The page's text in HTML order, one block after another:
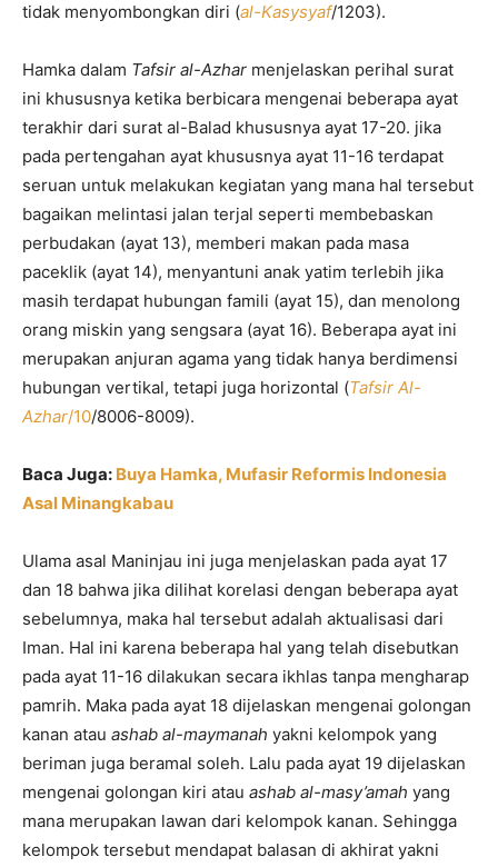
tidak menyombongkan diri (al-Kasysyaf/1203).
Hamka dalam Tafsir al-Azhar menjelaskan perihal surat
ini khususnya ketika berbicara mengenai beberapa ayat
terakhir dari surat al-Balad khususnya ayat 17-20. jika
pada pertengahan ayat khususnya ayat 11-16 terdapat
seruan untuk melakukan kegiatan yang mana hal tersebut
bagaikan melintasi jalan terjal seperti membebaskan
perbudakan (ayat 13), memberi makan pada masa
paceklik (ayat 14), menyantuni anak yatim terlebih jika
masih terdapat hubungan famili (ayat 15), dan menolong
orang miskin yang sengsara (ayat 16). Beberapa ayat ini
merupakan anjuran agama yang tidak hanya berdimensi
hubungan vertikal, tetapi juga horizontal (Tafsir Al-
Azhar/10/8006-8009).
Baca Juga: Buya Hamka, Mufasir Reformis Indonesia
Asal Minangkabau
Ulama asal Maninjau ini juga menjelaskan pada ayat 17
dan 18 bahwa jika dilihat korelasi dengan beberapa ayat
sebelumnya, maka hal tersebut adalah aktualisasi dari
Iman. Hal ini karena beberapa hal yang telah disebutkan
pada ayat 11-16 dilakukan secara ikhlas tanpa mengharap
pamrih. Maka pada ayat 18 dijelaskan mengenai golongan
kanan atau ashab al-maymanah yakni kelompok yang
beriman juga beramal soleh. Lalu pada ayat 19 dijelaskan
mengenai golongan kiri atau ashab al-masy’amah yang
mana merupakan lawan dari kelompok kanan. Sehingga
kelompok tersebut mendapat balasan di akhirat yakni